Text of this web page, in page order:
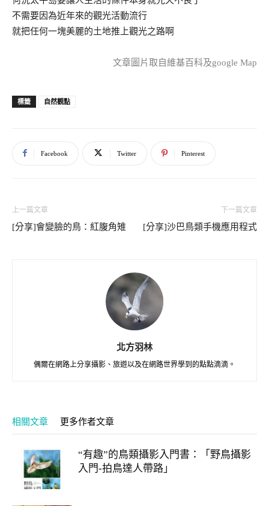
不需要因為近年來的觀光活動流行
就把任何一塊美麗的土地推上觀光之路啊
文章圖片取自維基百科及google Map
標籤 自然觀點
Facebook Twitter Pinterest
上一篇文章
[分享]會變臉的鳥：紅腹角雉
下一篇文章
[分享]沙巴鳥類手機應用程式
北方羽林
偶爾在網路上分享攝影、旅遊以及在網路世界學到的點點滴滴。
相關文章 更多作者文章
“有趣”的鳥類攝影入門書：「野鳥攝影
入門-拍鳥達人帶路」